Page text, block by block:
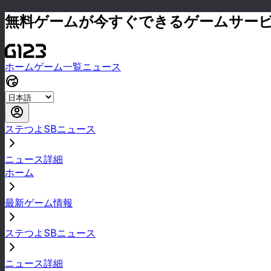
無料ゲームが今すぐできるゲームサー
ホームゲーム一覧ニュース
ステつよSBニュース
ニュース詳細
ホーム
最新ゲーム情報
ステつよSBニュース
ニュース詳細